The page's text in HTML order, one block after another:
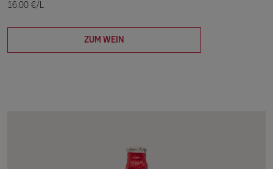
16.00 €/L
ZUM WEIN